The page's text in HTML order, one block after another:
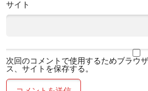
サイト
次回のコメントで使用するためブラウ
ス、サイトを保存する。